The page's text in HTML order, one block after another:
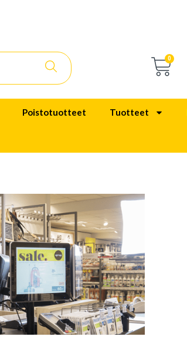
0
Poistotuotteet Tuotteet